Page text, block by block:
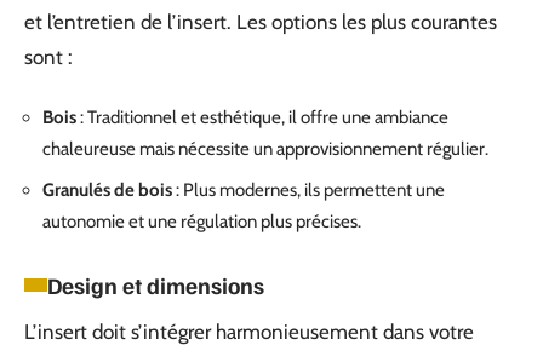
et l’entretien de l’insert. Les options les plus courantes
sont :
Bois: Traditionnel et esthétique, il offre une ambiance
chaleureuse mais nécessite un approvisionnement régulier.
Granulés de bois: Plus modernes, ils permettent une
autonomie et une régulation plus précises.
Design et dimensions
L’insert doit s’intégrer harmonieusement dans votre